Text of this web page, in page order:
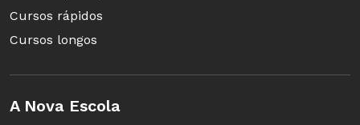
Cursos rápidos
Cursos longos
A Nova Escola